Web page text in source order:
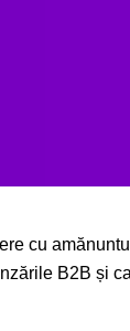
cu
B2B și